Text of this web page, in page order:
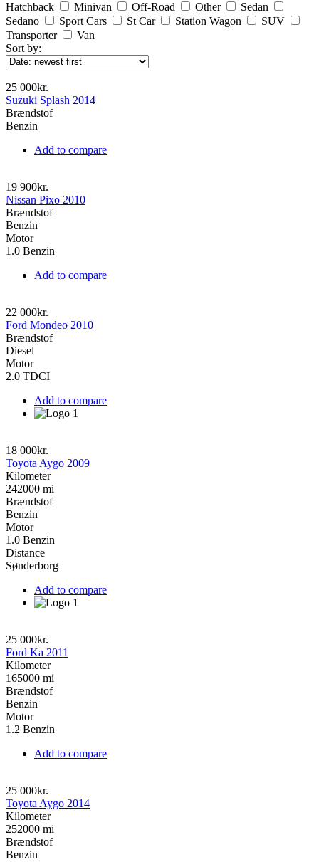
Hatchback
Minivan Off-Road Other
Sedan
Sedano
Sport Cars St Car Station Wagon
SUV
Transporter
Van
Sort by:
25 000kr.
Suzuki Splash 2014
Brændstof
Benzin
Add to compare
19 900kr.
Nissan Pixo 2010
Brændstof
Benzin
Motor
1.0 Benzin
Add to compare
22 000kr.
Ford Mondeo 2010
Brændstof
Diesel
Motor
2.0 TDCI
Add to compare
18 000kr.
Toyota Aygo 2009
Kilometer
242000 mi
Brændstof
Benzin
Motor
1.0 Benzin
Distance
Sønderborg
Add to compare
25 000kr.
Ford Ka 2011
Kilometer
165000 mi
Brændstof
Benzin
Motor
1.2 Benzin
Add to compare
25 000kr.
Toyota Aygo 2014
Kilometer
252000 mi
Brændstof
Benzin